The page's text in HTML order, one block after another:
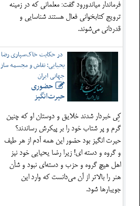
فرماندار میاندورود گفت: معلمانی که در زمینه
ترویج کتابخوانی فعال هستند شناسایی و
قدردانی می‌شوند.
در حکایت خاک‌سپاری رضا
یحیایی؛ نقاش و مجسمه ساز
جهانی ایران
حضوری
حیرت‌انگیز
کِی خبردار شدند خلایق و دوستان او که چنین
گرم و پر شتاب خود را بر پیکرش رساندند؟
حیرت انگیز بود حضور این همه آدم از هر طیف
و گروه و دسته ای! زیرا رضا یحیایی خود نیز
اهل هیچ گروه و حزب و دسته‌ای نبود و شأن
هنر را بالاتر از آن می‌دانست که وارد این
جویبارها شود.